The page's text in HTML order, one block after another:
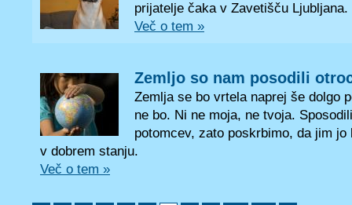
prijatelje čaka v Zavetišču Ljubljana.
Več o tem »
Zemljo so nam posodili
Zemlja se bo vrtela naprej še dolgo
ne bo. Ni ne moja, ne tvoja.
potomcev, zato poskrbimo, da jim jo
v dobrem stanju.
Več o tem »